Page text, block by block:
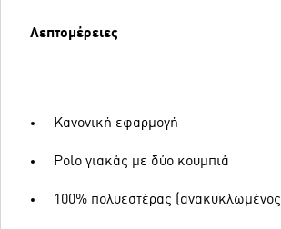
Λεπτομέρειες
Κανονική εφαρμογή
Polo γιακάς με δύο κουμπιά
100% πολυεστέρας (ανακυκλωμένος)